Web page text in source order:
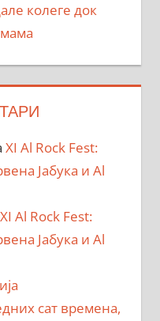
колеге док
XI Al Rock Fest:
Јабука и Al
XI Al Rock Fest:
Јабука и Al
сат времена,